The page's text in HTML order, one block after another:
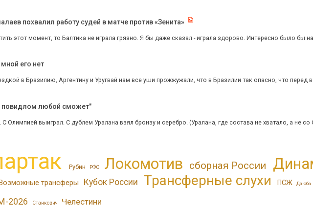
похвалил работу судей в матче против «Зенита»
этот момент, то Балтика не играла грязно. Я бы даже сказал - играла здорово. Интересно было бы на
его нет
в Бразилию, Аргентину и Уругвай нам все уши прожжужали, что в Бразилии так опасно, что перед
повидлом любой сможет"
Олимпией выиграл. С дублем Уралана взял бронзу и серебро. (Уралана, где состава не хватало, а не со
Рубин РФС Локомотив сборная России
трансферы Кубок России Трансферные слухи ПСЖ Дзюба
2026 Станкович Челестини